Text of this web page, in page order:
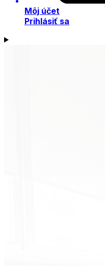
Môj účet
Prihlásiť sa